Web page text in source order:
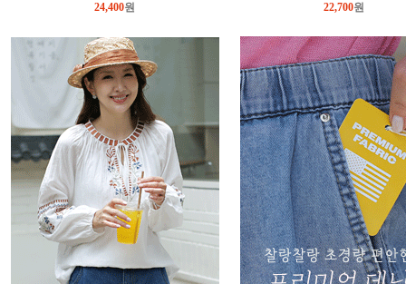
24,400원
22,700원